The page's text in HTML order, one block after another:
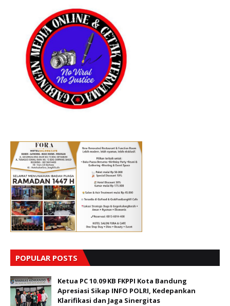
POPULAR POSTS
Ketua PC 10.09 KB FKPPI Kota Bandung
Apresiasi Sikap INFO POLRI, Kedepankan
Klarifikasi dan Jaga Sinergitas